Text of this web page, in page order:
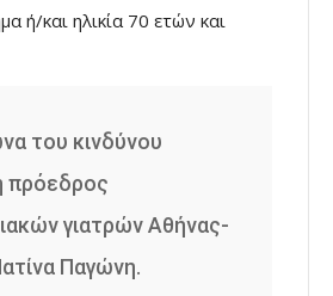
ή/και ηλικία 70 ετών και
του κινδύνου
πρόεδρος
γιατρών Αθήνας-
Παγώνη.